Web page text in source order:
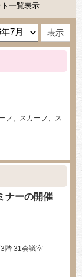
一覧表示
フ、スカーフ、ス
ナーの開催
階 31会議室